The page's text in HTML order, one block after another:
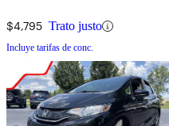
$4,795 Trato justo
Incluye tarifas de conc.